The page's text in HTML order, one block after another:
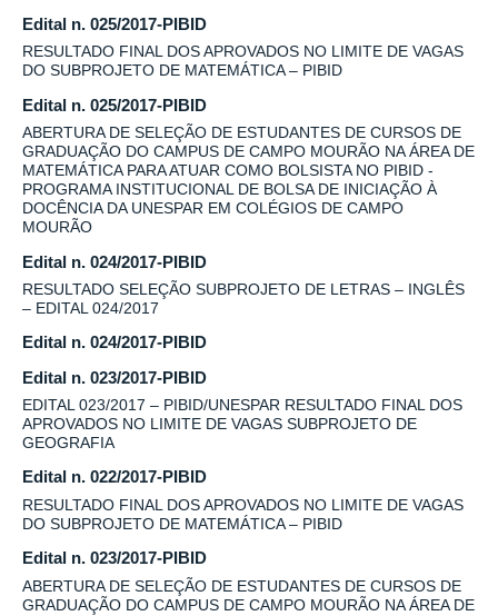
Edital n. 025/2017-PIBID
RESULTADO FINAL DOS APROVADOS NO LIMITE DE VAGAS
DO SUBPROJETO DE MATEMÁTICA – PIBID
Edital n. 025/2017-PIBID
ABERTURA DE SELEÇÃO DE ESTUDANTES DE CURSOS DE
GRADUAÇÃO DO CAMPUS DE CAMPO MOURÃO NA ÁREA DE
MATEMÁTICA PARA ATUAR COMO BOLSISTA NO PIBID -
PROGRAMA INSTITUCIONAL DE BOLSA DE INICIAÇÃO À
DOCÊNCIA DA UNESPAR EM COLÉGIOS DE CAMPO
MOURÃO
Edital n. 024/2017-PIBID
RESULTADO SELEÇÃO SUBPROJETO DE LETRAS – INGLÊS
– EDITAL 024/2017
Edital n. 024/2017-PIBID
Edital n. 023/2017-PIBID
EDITAL 023/2017 – PIBID/UNESPAR RESULTADO FINAL DOS
APROVADOS NO LIMITE DE VAGAS SUBPROJETO DE
GEOGRAFIA
Edital n. 022/2017-PIBID
RESULTADO FINAL DOS APROVADOS NO LIMITE DE VAGAS
DO SUBPROJETO DE MATEMÁTICA – PIBID
Edital n. 023/2017-PIBID
ABERTURA DE SELEÇÃO DE ESTUDANTES DE CURSOS DE
GRADUAÇÃO DO CAMPUS DE CAMPO MOURÃO NA ÁREA DE